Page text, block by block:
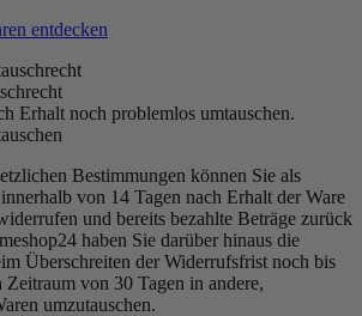
entdecken
Erhalt noch problemlos umtauschen.
Bestimmungen können Sie als
von 14 Tagen nach Erhalt der Ware
und bereits bezahlte Beträge zurück
haben Sie darüber hinaus die
Überschreiten der Widerrufsfrist noch bis
Zeitraum von 30 Tagen in andere,
umzutauschen.